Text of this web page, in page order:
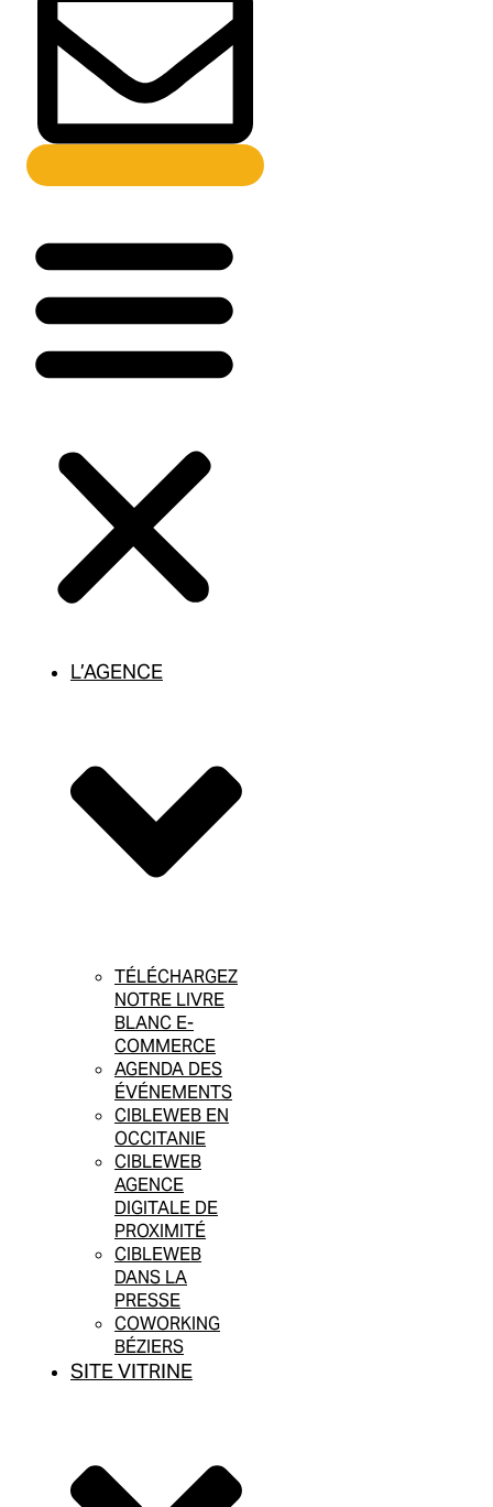
L’AGENCE
TÉLÉCHARGEZ
NOTRE LIVRE
BLANC E-
COMMERCE
AGENDA DES
ÉVÉNEMENTS
CIBLEWEB EN
OCCITANIE
CIBLEWEB
AGENCE
DIGITALE DE
PROXIMITÉ
CIBLEWEB
DANS LA
PRESSE
COWORKING
BÉZIERS
SITE VITRINE